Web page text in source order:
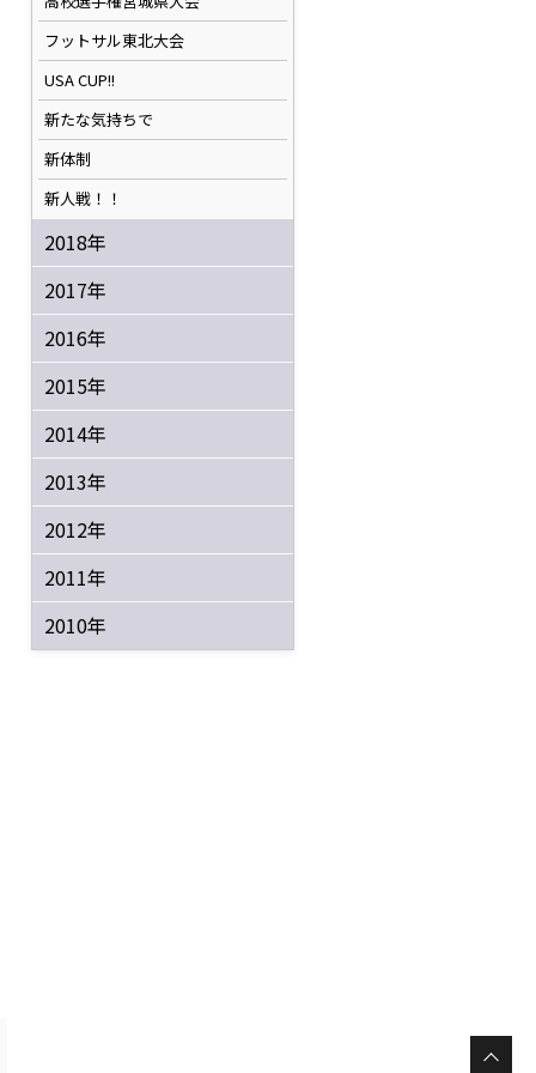
フットサル東北大会
USA CUP!!
新たな気持ちで
新体制
新人戦！！
2018年
2017年
2016年
2015年
2014年
2013年
2012年
2011年
2010年